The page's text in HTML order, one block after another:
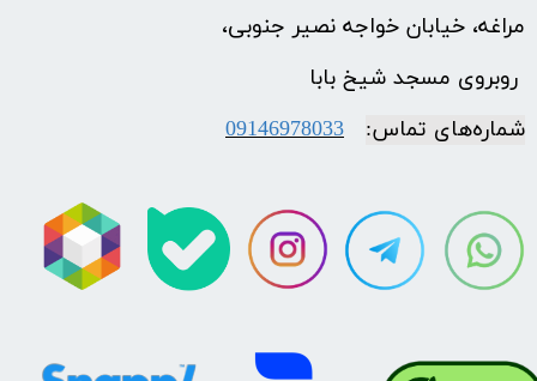
مراغه، خیابان خواجه نصیر جنوبی،
​​​​​​​ روبروی مسجد شیخ بابا
شماره‌‌های تماس:
09146978033